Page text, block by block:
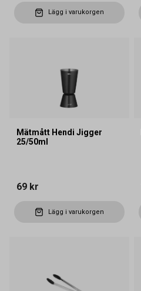
Lägg i varukorgen
Mätmått Hendi Jigger
25/50ml
69 kr
Lägg i varukorgen